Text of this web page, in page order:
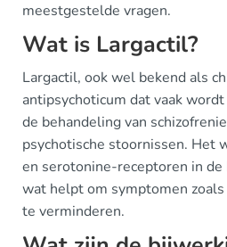
meestgestelde vragen.
Wat is Largactil?
Largactil, ook wel bekend als
antipsychoticum dat vaak
de behandeling van
psychotische stoornissen. Het
en serotonine-receptoren in
wat helpt om symptomen
te verminderen.